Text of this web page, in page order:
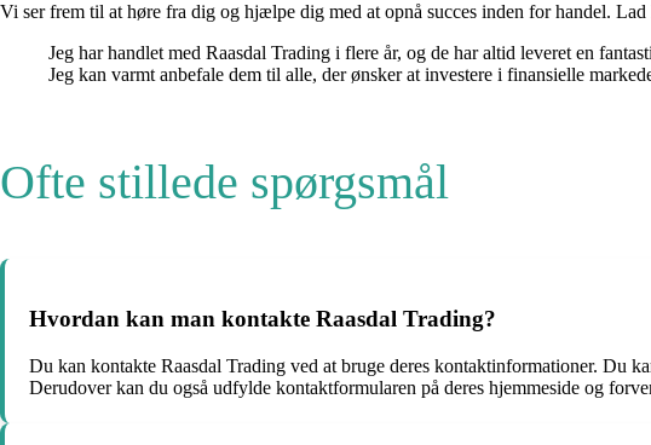
Vi ser frem til at høre fra dig og hjælpe dig med at opnå succes inden for handel.
Jeg har handlet med Raasdal Trading i flere år, og de har altid leveret en
Jeg kan varmt anbefale dem til alle, der ønsker at investere i finansielle
Ofte stillede spørgsmål
Hvordan kan man kontakte Raasdal Trading?
Du kan kontakte Raasdal Trading ved at bruge deres kontaktinformationer. Du
Derudover kan du også udfylde kontaktformularen på deres hjemmeside og